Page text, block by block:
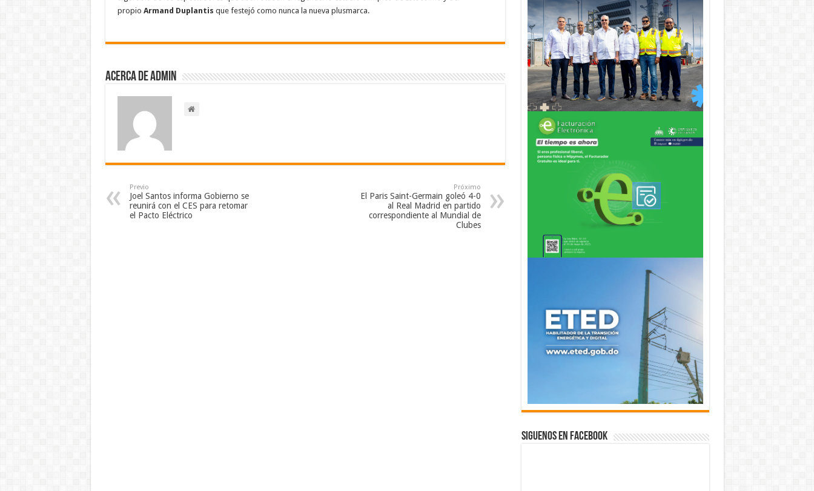
propio Armand Duplantis que festejó como nunca la nueva plusmarca.
Acerca de admin
Previo
Joel Santos informa Gobierno se
reunirá con el CES para retomar
el Pacto Eléctrico
Próximo
El Paris Saint-Germain goleó 4-0
al Real Madrid en partido
correspondiente al Mundial de
Clubes
Siguenos en Facebook